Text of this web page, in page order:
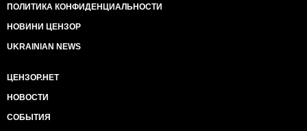
ПОЛИТИКА КОНФИДЕНЦИАЛЬНОСТИ
НОВИНИ ЦЕНЗОР
UKRAINIAN NEWS
ЦЕНЗОР.НЕТ
НОВОСТИ
СОБЫТИЯ